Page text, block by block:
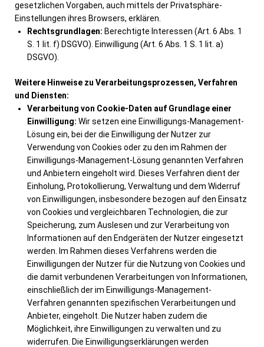
gesetzlichen Vorgaben, auch mittels der Privatsphäre-
Einstellungen ihres Browsers, erklären.
Rechtsgrundlagen: Berechtigte Interessen (Art. 6 Abs. 1
S. 1 lit. f) DSGVO). Einwilligung (Art. 6 Abs. 1 S. 1 lit. a)
DSGVO).
Weitere Hinweise zu Verarbeitungsprozessen, Verfahren
und Diensten:
Verarbeitung von Cookie-Daten auf Grundlage einer
Einwilligung: Wir setzen eine Einwilligungs-Management-
Lösung ein, bei der die Einwilligung der Nutzer zur
Verwendung von Cookies oder zu den im Rahmen der
Einwilligungs-Management-Lösung genannten Verfahren
und Anbietern eingeholt wird. Dieses Verfahren dient der
Einholung, Protokollierung, Verwaltung und dem Widerruf
von Einwilligungen, insbesondere bezogen auf den Einsatz
von Cookies und vergleichbaren Technologien, die zur
Speicherung, zum Auslesen und zur Verarbeitung von
Informationen auf den Endgeräten der Nutzer eingesetzt
werden. Im Rahmen dieses Verfahrens werden die
Einwilligungen der Nutzer für die Nutzung von Cookies und
die damit verbundenen Verarbeitungen von Informationen,
einschließlich der im Einwilligungs-Management-
Verfahren genannten spezifischen Verarbeitungen und
Anbieter, eingeholt. Die Nutzer haben zudem die
Möglichkeit, ihre Einwilligungen zu verwalten und zu
widerrufen. Die Einwilligungserklärungen werden